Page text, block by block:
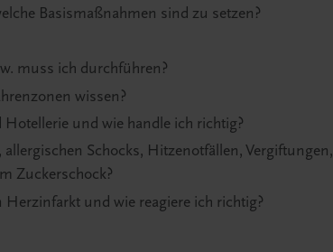
Basismaßnahmen sind zu setzen?
muss ich durchführen?
wissen?
und wie handle ich richtig?
Schocks, Hitzenotfällen, Vergiftungen,
Zuckerschock?
und wie reagiere ich richtig?